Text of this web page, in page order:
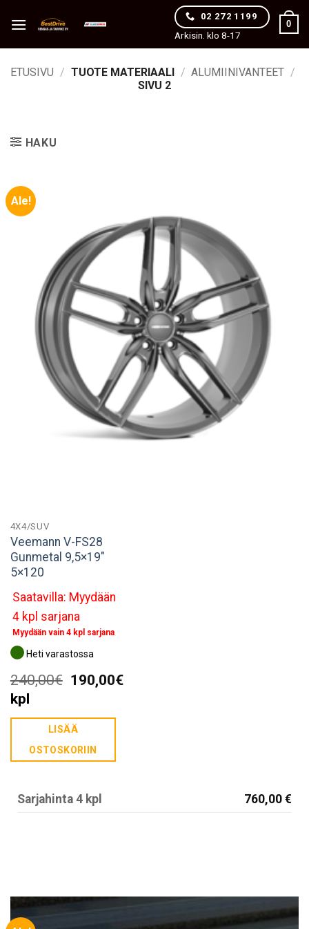
02 272 1199
Arkisin. klo 8-17
0
ETUSIVU / TUOTE MATERIAALI / ALUMIINIVANTEET /
SIVU 2
HAKU
Ale!
4X4/SUV
Veemann V-FS28
Gunmetal 9,5×19″
5×120
Saatavilla: Myydään
4 kpl sarjana
Myydään vain 4 kpl sarjana
Heti varastossa
240,00€ Alkuperäinen
oli:
240,00€.
190,00€Nykyinen
kpl
LISÄÄ
OSTOSKORIIN
Sarjahinta 4 kpl 760,00 €